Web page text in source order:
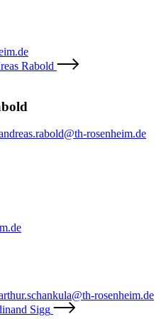
Rabold
rosenheim.de
rosenheim.de
Sigg